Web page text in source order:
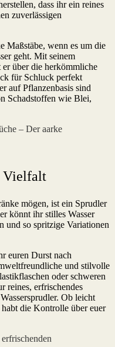
dass ihr ein reines
zuverlässigen
Maßstäbe, wenn es um die
geht. Mit seinem
über die herkömmliche
für Schluck perfekt
auf Pflanzenbasis sind
Schadstoffen wie Blei,
Vielfalt
mögen, ist ein Sprudler
könnt ihr stilles Wasser
und so spritzige Variationen
euren Durst nach
und stilvolle
oder schweren
reines, erfrischendes
Ob leicht
die Kontrolle über euer